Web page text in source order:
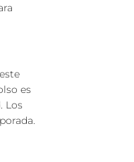
es
Los